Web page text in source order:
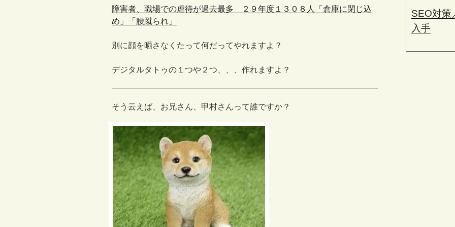
障害者、職場での虐待が過去最多 ２９年度１３０８人「倉庫に閉じ込
め」「腰蹴られ」
別に顔を晒さなくたって何だってやれますよ？
デジタルタトゥの１つや２つ、、、作れますよ？
そう云えば、お兄さん、甲村さんって誰ですか？
SEO対策
入手